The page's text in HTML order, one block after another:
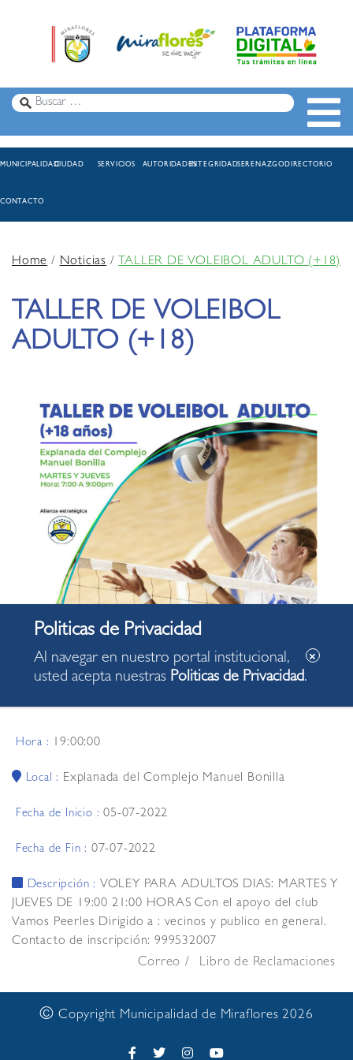
MUNICIPALIDADCIUDAD SERVICIOS AUTORIDADESINTEGRIDADSERENAZGODIRECTORIO
CONTACTO
Home/Noticias /TALLER DE VOLEIBOL ADULTO (+18)
TALLER DE VOLEIBOL
ADULTO (+18)
Hora : 19:00:00
Local : Explanada del Complejo Manuel Bonilla
Fecha de Inicio :05-07-2022
Fecha de Fin : 07-07-2022
Descripción : VOLEY PARA ADULTOS DIAS: MARTES Y
JUEVES DE 19:00 21:00 HORAS Con el apoyo del club
Vamos Peerles Dirigido a : vecinos y publico en general.
Contacto de inscripción: 999532007
Correo Libro de Reclamaciones
© Copyright Municipalidad de Miraflores 2026
Al navegar en nuestro portal institucional,
usted acepta nuestras Politicas de Privacidad.